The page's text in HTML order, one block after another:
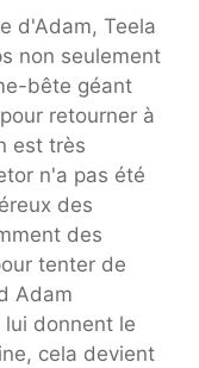
d'Adam, Teela
non seulement
bête géant
retourner à
est très
n'a pas été
des
des
tenter de
Adam
donnent le
cela devient